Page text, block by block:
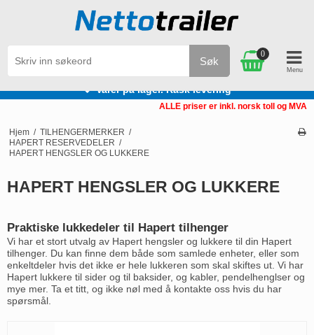
Varer på lager. Rask levering
Søk
0
ALLE priser er inkl. norsk toll og MVA
Hjem / TILHENGERMERKER /
HAPERT RESERVEDELER /
HAPERT HENGSLER OG LUKKERE
HAPERT HENGSLER OG LUKKERE
Praktiske lukkedeler til Hapert tilhenger
Vi har et stort utvalg av Hapert hengsler og lukkere til din Hapert
tilhenger. Du kan finne dem både som samlede enheter, eller som
enkeltdeler hvis det ikke er hele lukkeren som skal skiftes ut. Vi har
Hapert lukkere til sider og til baksider, og kabler, pendelhenglser og
mye mer. Ta et titt, og ikke nøl med å kontakte oss hvis du har
spørsmål.